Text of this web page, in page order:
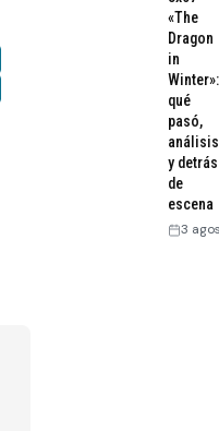
«The
Dragon
in
Winter»:
qué
pasó,
análisis
y detrás
de
escena
3